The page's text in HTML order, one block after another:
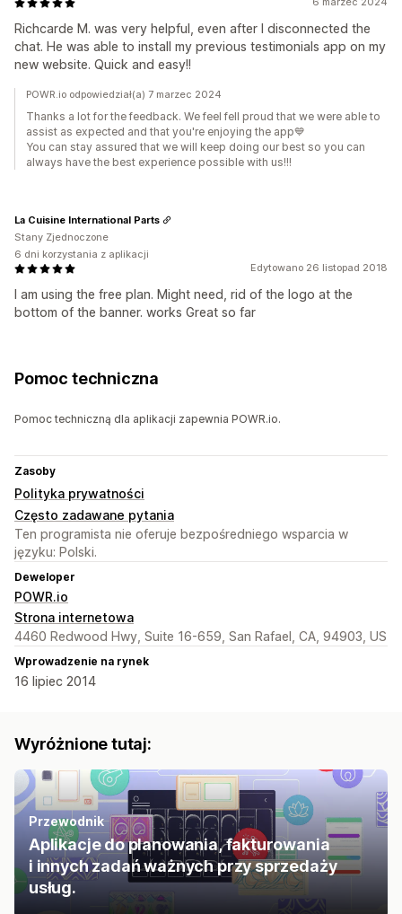
Richcarde M. was very helpful, even after I disconnected the
chat. He was able to install my previous testimonials app on my
new website. Quick and easy!!
POWR.io odpowiedział(a) 7 marzec 2024
Thanks a lot for the feedback. We feel fell proud that we were able to
assist as expected and that you're enjoying the app💙️
You can stay assured that we will keep doing our best so you can
always have the best experience possible with us!!!
Edytowano 26 listopad 2018
I am using the free plan. Might need, rid of the logo at the
bottom of the banner. works Great so far
La Cuisine International Parts
Stany Zjednoczone
6 dni korzystania z aplikacji
Pomoc techniczna
Pomoc techniczną dla aplikacji zapewnia POWR.io.
Zasoby
Polityka prywatności
Często zadawane pytania
Ten programista nie oferuje bezpośredniego wsparcia w
języku: Polski.
Deweloper
POWR.io
Strona internetowa
4460 Redwood Hwy, Suite 16-659, San Rafael, CA, 94903, US
Wprowadzenie na rynek
16 lipiec 2014
Wyróżnione tutaj:
Przewodnik
Aplikacje do planowania, fakturowania
i innych zadań ważnych przy sprzedaży
usług.